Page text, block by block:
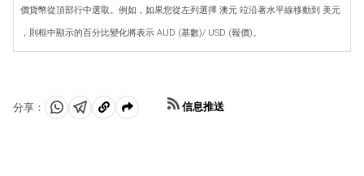
價貨幣從頂部行中選取。例如，如果您從左列選擇 澳元 竝沿著水平線移動到 美元
，則框中顯示的百分比變化將表示 AUD (基數)/ USD (報價)。
分享：
分 分 複
信息推送